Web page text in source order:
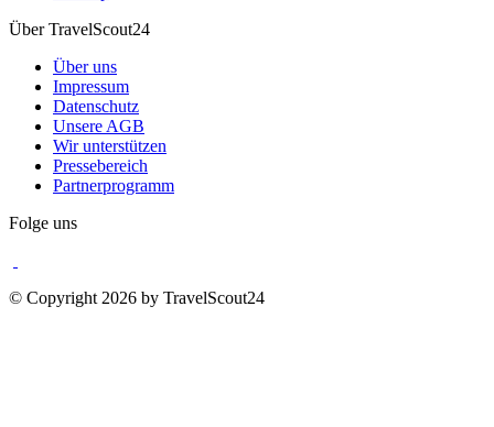
Über TravelScout24
Über uns
Impressum
Datenschutz
Unsere AGB
Wir unterstützen
Pressebereich
Partnerprogramm
Folge uns
© Copyright 2026 by TravelScout24